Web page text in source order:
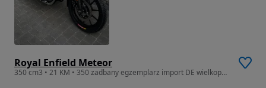
Royal Enfield Meteor
350 cm3 • 21 KM • 350 zadbany egzemplarz import DE wielkopolskie